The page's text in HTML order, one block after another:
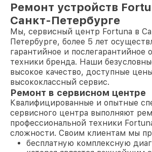
Ремонт устройств
Санкт-Петербурге
Мы, сервисный центр Fortuna в
Петербурге, более 5 лет
гарантийное и послегарантийное
техники бренда. Наши
высокое качество, доступные
высококлассный сервис.
Ремонт в сервисном центре
Квалифицированные и опытные
сервисного центра выполняют
профессиональной техники
сложности. Своим клиентам мы
бесплатную комплексную